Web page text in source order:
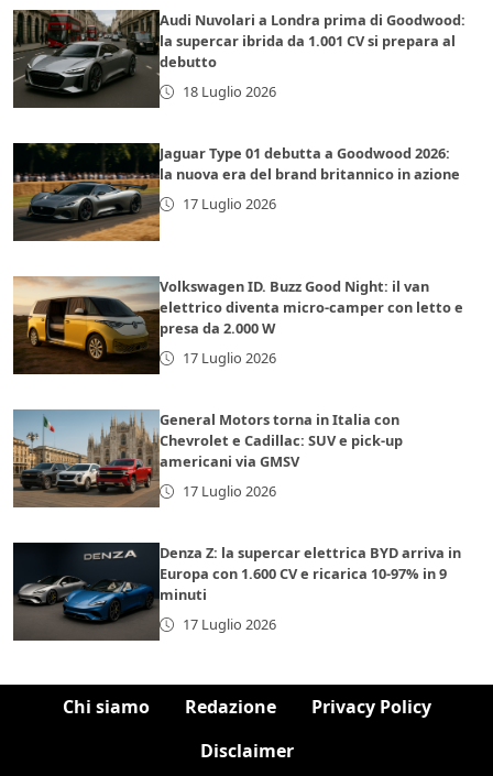
Audi Nuvolari a Londra prima di Goodwood:
la supercar ibrida da 1.001 CV si prepara al
debutto
18 Luglio 2026
Jaguar Type 01 debutta a Goodwood 2026:
la nuova era del brand britannico in azione
17 Luglio 2026
Volkswagen ID. Buzz Good Night: il van
elettrico diventa micro-camper con letto e
presa da 2.000 W
17 Luglio 2026
General Motors torna in Italia con
Chevrolet e Cadillac: SUV e pick-up
americani via GMSV
17 Luglio 2026
Denza Z: la supercar elettrica BYD arriva in
Europa con 1.600 CV e ricarica 10-97% in 9
minuti
17 Luglio 2026
Chi siamo Redazione
Privacy Policy
Disclaimer